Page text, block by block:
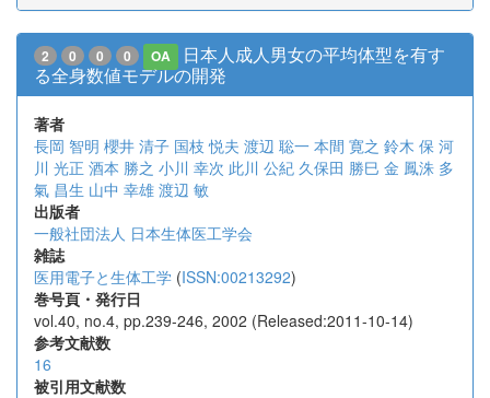
2 0 0 0 OA
日本人成人男女の平均体型を有す
る全身数値モデルの開発
著者
長岡 智明 櫻井 清子 国枝 悦夫 渡辺 聡一 本間 寛之 鈴木 保 河
川 光正 酒本 勝之 小川 幸次 此川 公紀 久保田 勝巳 金 鳳洙 多
氣 昌生 山中 幸雄 渡辺 敏
出版者
一般社団法人 日本生体医工学会
雑誌
医用電子と生体工学 (ISSN:00213292)
巻号頁・発行日
vol.40, no.4, pp.239-246, 2002 (Released:2011-10-14)
参考文献数
16
被引用文献数